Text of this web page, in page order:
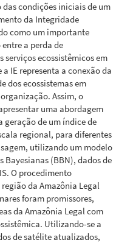
condições iniciais de um
da Integridade
como um importante
a perda de
serviços ecossistêmicos em
IE representa a conexão da
dos ecossistemas em
Assim, o
uma abordagem
de um índice de
regional, para diferentes
utilizando um modelo
Bayesianas (BBN), dados de
O procedimento
da Amazônia Legal
foram promissores,
da Amazônia Legal com
Utilizando-se a
de satélite atualizados,